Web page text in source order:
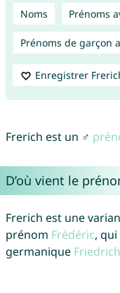
Noms Prénoms
Prénoms de garçon
Enregistrer
Frerich est un ♂
D’où vient le
Frerich est une
prénom Frédéric,
germanique Friedrich